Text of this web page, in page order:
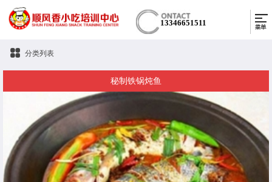
13346651511
分类列表
秘制铁锅炖鱼